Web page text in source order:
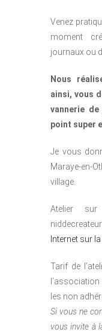
Venez
moment
journaux ou
Nous
ainsi, vous
vannerie
point super
Je vous
Maraye-en-
village.
Atelier
Internet sur
Tarif de
les non
Si vous ne
vous invite à